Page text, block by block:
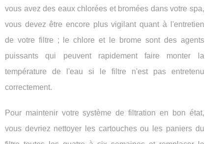
vous avez des eaux chlorées et bromées dans votre spa,
vous devez être encore plus vigilant quant à l'entretien
de votre filtre ; le chlore et le brome sont des agents
puissants qui peuvent rapidement faire monter la
température de l'eau si le filtre n'est pas entretenu
correctement.
Pour maintenir votre système de filtration en bon état,
vous devriez nettoyer les cartouches ou les paniers du